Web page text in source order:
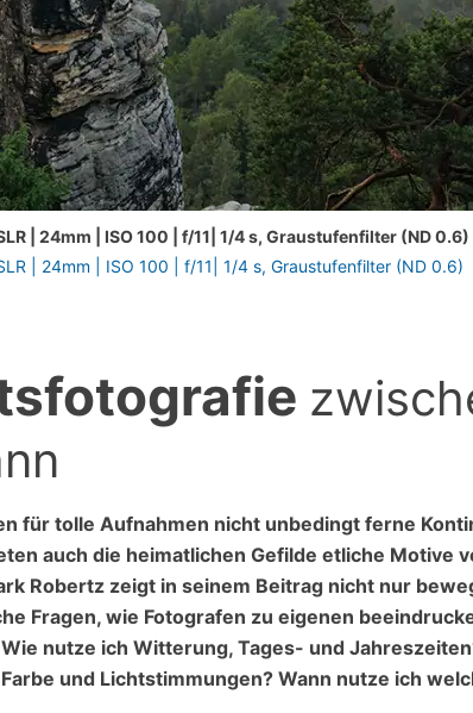
| 24mm | ISO 100 | f/11| 1/4 s, Graustufenfilter (ND 0.6)
| 24mm | ISO 100 | f/11| 1/4 s, Graustufenfilter (ND 0.6)
für tolle Aufnahmen nicht unbedingt ferne
auch die heimatlichen Gefilde etliche Motive
Robertz zeigt in seinem Beitrag nicht nur
Fragen, wie Fotografen zu eigenen
nutze ich Witterung, Tages- und
und Lichtstimmungen? Wann nutze ich